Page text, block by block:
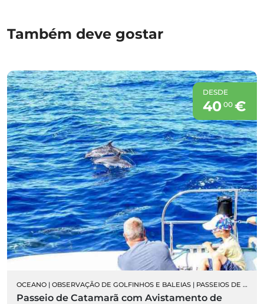
Também deve gostar
DESDE
40 00€
OCEANO | OBSERVAÇÃO DE GOLFINHOS E BALEIAS | PASSEIOS DE BARCO
Passeio de Catamarã com Avistamento de